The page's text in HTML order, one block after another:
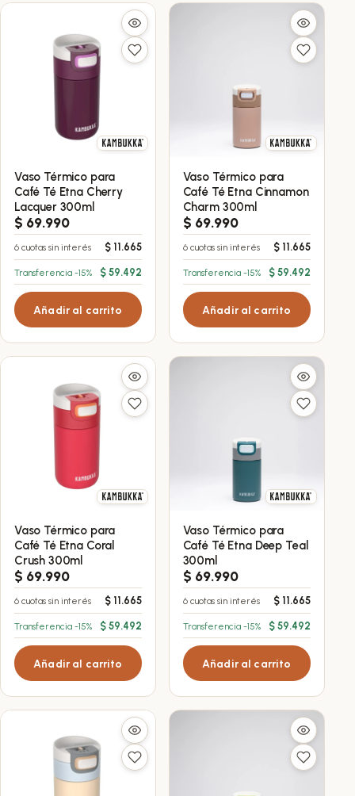
Vaso Térmico para
Café Té Etna Cherry
Lacquer 300ml
$ 69.990
6 cuotas sin interés $ 11.665
Transferencia -15% $ 59.492
Añadir al carrito
Vaso Térmico para
Café Té Etna Cinnamon
Charm 300ml
$ 69.990
6 cuotas sin interés $11.665
Transferencia -15% $59.492
Añadir al carrito
Vaso Térmico para
Café Té Etna Coral
Crush 300ml
$ 69.990
6 cuotas sin interés $ 11.665
Transferencia -15% $ 59.492
Añadir al carrito
Vaso Térmico para
Café Té Etna Deep Teal
300ml
$ 69.990
6 cuotas sin interés $11.665
Transferencia -15% $59.492
Añadir al carrito